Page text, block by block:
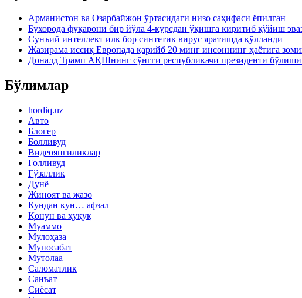
Арманистон ва Озарбайжон ўртасидаги низо саҳифаси ёпилган
Бухорода фуқарони бир йўла 4-курсдан ўқишга киритиб қўйиш
Сунъий интеллект илк бор синтетик вирус яратишда қўлланди
Жазирама иссиқ Европада қарийб 20 минг инсоннинг ҳаётига
Доналд Трамп АҚШнинг сўнгги республикачи президенти
Бўлимлар
hordiq.uz
Авто
Блогер
Болливуд
Видеоянгиликлар
Голливуд
Гўзаллик
Дунё
Жиноят ва жазо
Кундан кун… афзал
Қонун ва ҳуқуқ
Муаммо
Мулоҳаза
Муносабат
Мутолаа
Саломатлик
Санъат
Сиёсат